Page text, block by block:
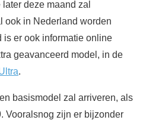
deze maand zal
ook in Nederland worden
is er ook informatie online
geavanceerd model, in de
.
basismodel zal arriveren, als
Vooralsnog zijn er bijzonder